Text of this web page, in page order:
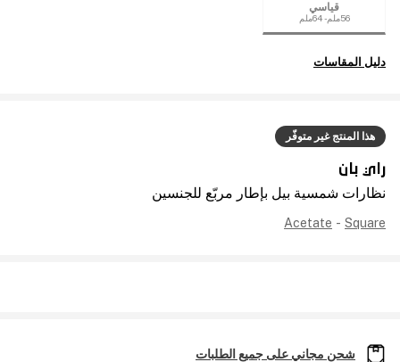
هذا المنتج غير متوفّر
راي بان
نظارات شمسية بيل بإطار مربّع للجنسين
Acetate - Square
قياسي
56ملم - 64ملم
دليل المقاسات
شحن مجاني على جميع الطلبات